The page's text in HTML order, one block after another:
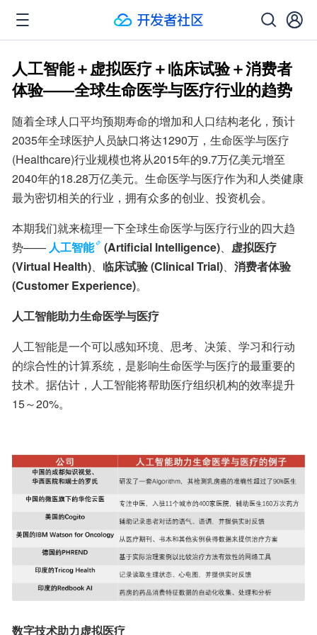
人工智能＋虚拟医疗＋临床试验＋消费者
体验——全球生命医学与医疗行业的趋势
随着全球人口平均预期寿命的增加和人口结构老化，预计
2035年全球医护人员缺口将达1290万，生命医学与医疗
(Healthcare)行业规模也将从2015年的9.7万亿美元增至
2040年的18.28万亿美元。生命医学与医疗作为和人类健康
最为密切相关的行业，拥有众多的创业、投资机会。
本期我们就来梳理一下全球生命医学与医疗行业的四大趋
势—— 人工智能 (Artificial Intelligence)、 虚拟医疗
(Virtual Health)、 临床试验 (Clinical Trial)、 消费者体验
(Customer Experience)。
人工智能助力生命医学与医疗
人工智能是一个可以感知环境、思考、决策、学习和行动
的综合性的计算系统，是影响生命医学与医疗的最重要的
技术。据估计，人工智能将帮助医疗组织机构的效率提升
15～20%。
数字技术助力虚拟医疗